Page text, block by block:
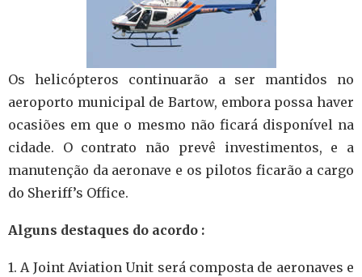
Os helicópteros continuarão a ser mantidos no
aeroporto municipal de Bartow, embora possa haver
ocasiões em que o mesmo não ficará disponível na
cidade. O contrato não prevê investimentos, e a
manutenção da aeronave e os pilotos ficarão a cargo
do Sheriff’s Office.
Alguns destaques do acordo :
1. A Joint Aviation Unit será composta de aeronaves e